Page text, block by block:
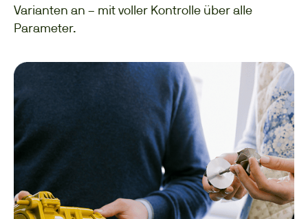
Varianten an – mit voller Kontrolle über alle
Parameter.